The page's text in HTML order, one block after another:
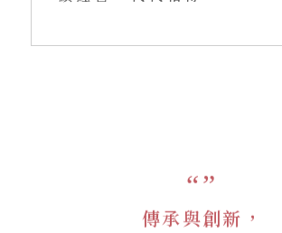
傳承與創新，
富懋展現建材新視野